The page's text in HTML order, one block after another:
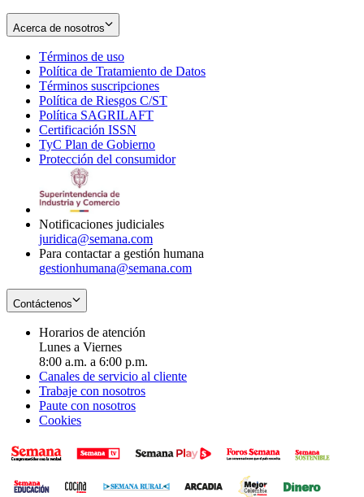
Acerca de nosotros
Términos de uso
in
new
window
Política de Tratamiento de Datos
Términos suscripciones
in
Política de Riesgos C/ST
Política SAGRILAFT
new
window
Certificación ISSN
in
new
TyC Plan de Gobierno
in
Protección del consumidorOpens
Notificaciones judiciales
juridica@semana.com
Para contactar a gestión humana
gestionhumana@semana.com
Contáctenos
Horarios de atención
Lunes a Viernes
8:00 a.m. a 6:00 p.m.
Canales de servicio al cliente
Trabaje con nosotros
Paute con nosotros
Cookies